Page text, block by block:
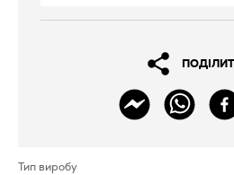
Тип виробу